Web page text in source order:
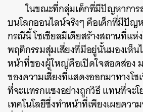
ในขณะที่กลุ่มเด็กที่มีปัญหาการ
บนโลกออนไลน์จริงๆ คือเด็กที่มีปัญ
กรณีนี้ โซเชียลมีเดียสร้างสถานที่แห่
พฤติกรรมสุ่มเสี่ยงที่มีอยู่นั้นมองเห็น
หน้าที่ของผู้ใหญ่คือเปิดใจสอดส่อง
ของความเสี่ยงที่แสดงออกมาทางโซ
ที่จะแทรกแซงอย่างถูกวิธี แทนที่จะ
เทคโนโลยีซึ่งทำหน้าที่เพียงเผยคว